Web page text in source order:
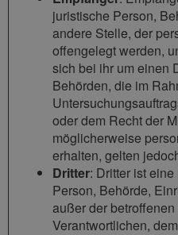
juristische Person,
andere Stelle, der
offengelegt werden,
sich bei ihr um einen
Behörden, die im
oder dem Recht der
möglicherweise
erhalten, gelten
Dritter: Dritter ist
Person, Behörde,
außer der
Verantwortlichen,